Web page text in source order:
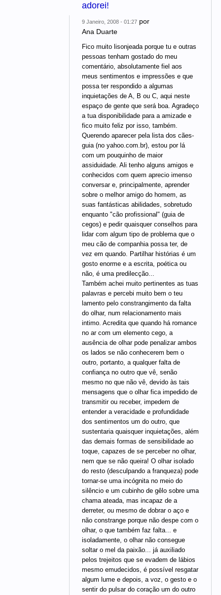
adorei!
9 Janeiro, 2008 - 01:27 por
Ana Duarte
Fico muito lisonjeada porque tu e outras
pessoas tenham gostado do meu
comentário, absolutamente fiel aos
meus sentimentos e impressões e que
possa ter respondido a algumas
inquietações de A, B ou C, aqui neste
espaço de gente que será boa. Agradeço
a tua disponibilidade para a amizade e
fico muito feliz por isso, também.
Querendo aparecer pela lista dos cães-
guia (no yahoo.com.br), estou por lá
com um pouquinho de maior
assiduidade. Ali tenho alguns amigos e
conhecidos com quem aprecio imenso
conversar e, principalmente, aprender
sobre o melhor amigo do homem, as
suas fantásticas abilidades, sobretudo
enquanto "cão profissional" (guia de
cegos) e pedir quaisquer conselhos para
lidar com algum tipo de problema que o
meu cão de companhia possa ter, de
vez em quando. Partilhar histórias é um
gosto enorme e a escrita, poética ou
não, é uma predilecção...
Também achei muito pertinentes as tuas
palavras e percebi muito bem o teu
lamento pelo constrangimento da falta
do olhar, num relacionamento mais
intimo. Acredita que quando há romance
no ar com um elemento cego, a
ausência de olhar pode penalizar ambos
os lados se não conhecerem bem o
outro, portanto, a qualquer falta de
confiança no outro que vê, senão
mesmo no que não vê, devido às tais
mensagens que o olhar fica impedido de
transmitir ou receber, impedem de
entender a veracidade e profundidade
dos sentimentos um do outro, que
sustentaria quaisquer inquietações, além
das demais formas de sensibilidade ao
toque, capazes de se perceber no olhar,
nem que se não queira! O olhar isolado
do resto (desculpando a franqueza) pode
tornar-se uma incógnita no meio do
silêncio e um cubinho de gêlo sobre uma
chama ateada, mas incapaz de a
derreter, ou mesmo de dobrar o aço e
não constrange porque não despe com o
olhar, o que também faz falta... e
isoladamente, o olhar não consegue
soltar o mel da paixão... já auxiliado
pelos trejeitos que se evadem de lábios
mesmo emudecidos, é possível resgatar
algum lume e depois, a voz, o gesto e o
sentir do pulsar do coração um do outro